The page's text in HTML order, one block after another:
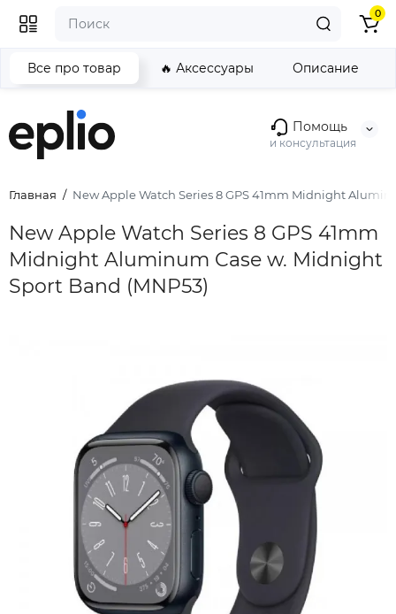
Помощь
и консультация
0
Главная New Apple Watch Series 8 GPS 41mm Midnight
New Apple Watch Series 8 GPS 41mm
Midnight Aluminum Case w. Midnight
Sport Band (MNP53)
Все про товар 🔥 Аксессуары Описание